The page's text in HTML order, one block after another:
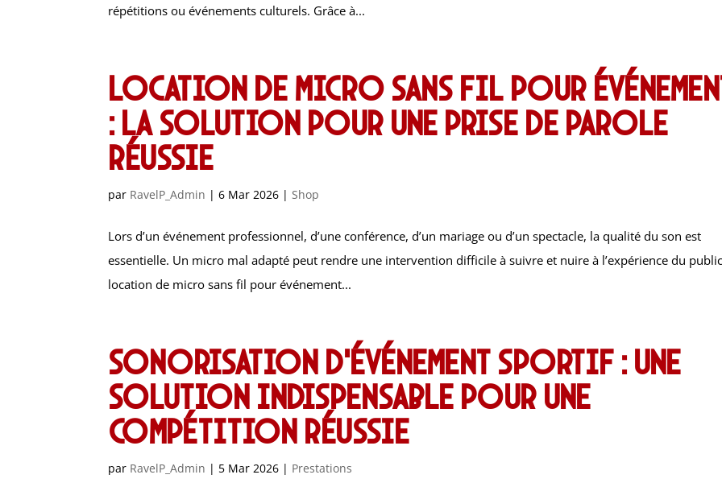
répétitions ou événements culturels. Grâce à...
Location de micro sans fil pour
: la solution pour une prise de parole
réussie
par RavelP_Admin |6 Mar 2026 |Shop
Lors d’un événement professionnel, d’une conférence, d’un mariage ou d’un spectacle, la qualité du son est
essentielle. Un micro mal adapté peut rendre une intervention difficile à suivre et nuire à l’expérience du
location de micro sans fil pour événement...
Sonorisation d’événement sportif : une
solution indispensable pour une
compétition réussie
par RavelP_Admin | 5 Mar 2026 | Prestations